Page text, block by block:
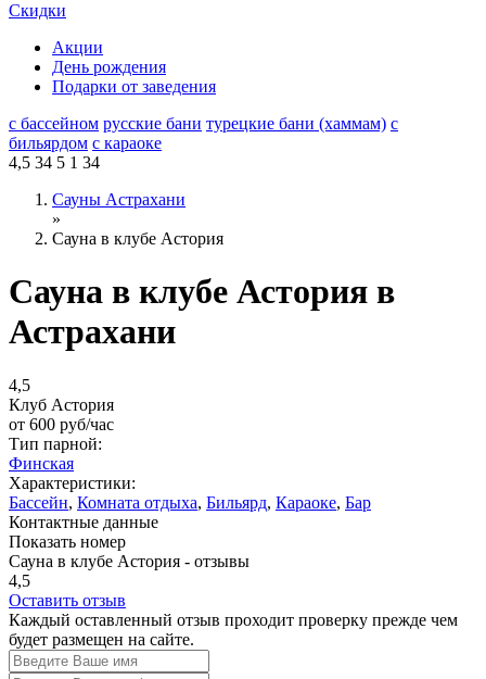
Скидки
Акции
День рождения
Подарки от заведения
с бассейном русские бани турецкие бани (хаммам) с
бильярдом с караоке
4,5 34 5 1 34
Сауны Астрахани
»
Сауна в клубе Астория
Сауна в клубе Астория в
Астрахани
4,5
Клуб Астория
от 600 руб/час
Тип парной:
Финская
Характеристики:
Бассейн, Комната отдыха, Бильярд, Караоке, Бар
Контактные данные
Показать номер
Сауна в клубе Астория - отзывы
4,5
Оставить отзыв
Каждый оставленный отзыв проходит проверку прежде чем
будет размещен на сайте.